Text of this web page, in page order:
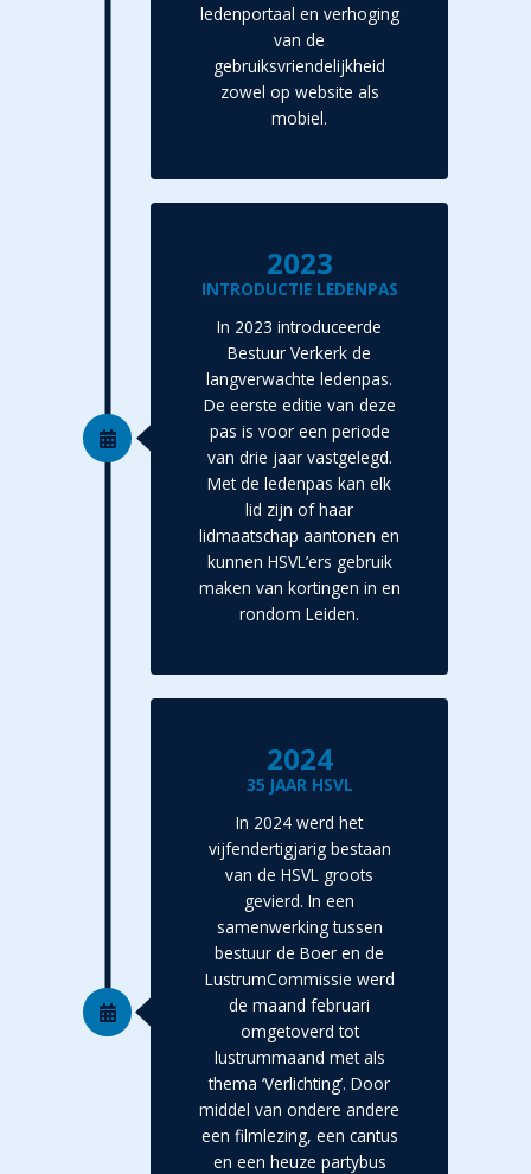
ledenportaal en verhoging
van de
gebruiksvriendelijkheid
zowel op website als
mobiel.
2023
INTRODUCTIE LEDENPAS
In 2023 introduceerde
Bestuur Verkerk de
langverwachte ledenpas.
De eerste editie van deze
pas is voor een periode
van drie jaar vastgelegd.
Met de ledenpas kan elk
lid zijn of haar
lidmaatschap aantonen en
kunnen HSVL’ers gebruik
maken van kortingen in en
rondom Leiden.
2024
35 JAAR HSVL
In 2024 werd het
vijfendertigjarig bestaan
van de HSVL groots
gevierd. In een
samenwerking tussen
bestuur de Boer en de
LustrumCommissie werd
de maand februari
omgetoverd tot
lustrummaand met als
thema ‘Verlichting’. Door
middel van ondere andere
een filmlezing, een cantus
en een heuze partybus